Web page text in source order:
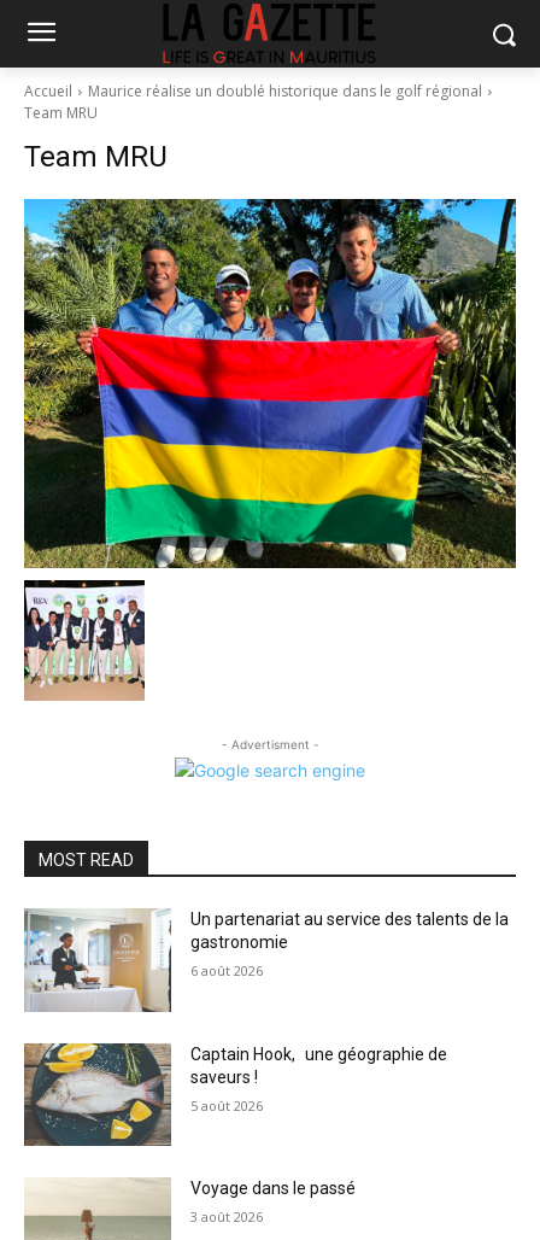
Accueil
Maurice réalise un doublé historique dans le golf régional
Team MRU
Team MRU
- Advertisment -
MOST READ
Un partenariat au service des talents de la
gastronomie
6 août 2026
Captain Hook, une géographie de
saveurs !
5 août 2026
Voyage dans le passé
3 août 2026